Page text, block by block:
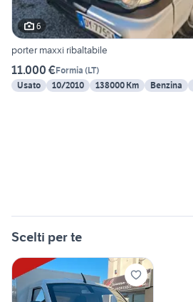
6
porter maxxi ribaltabile
11.000 €Formia (LT)
Usato
10/2010 138000 Km Benzina
Scelti per te